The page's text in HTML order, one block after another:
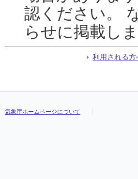
認ください。
らせに掲載しま
利用される方
気象庁ホームページについて